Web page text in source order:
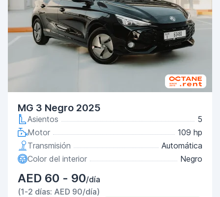
MG 3 Negro 2025
Asientos
5
Motor
109 hp
Transmisión
Automática
Color del interior
Negro
AED 60 - 90/día
(1-2 días: AED 90/día)